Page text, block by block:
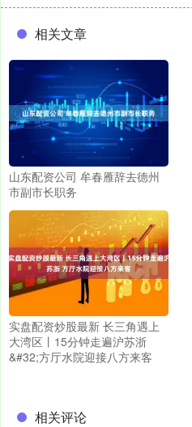
相关文章
山东配资公司 牟春雁辞去德州
市副市长职务
实盘配资炒股最新 长三角遇上
大湾区丨15分钟走遍沪苏浙
&#32;方厅水院迎接八方来客
相关评论